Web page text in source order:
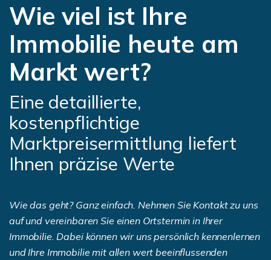
Wie viel ist Ihre
Immobilie heute am
Markt wert?
Eine detaillierte,
kostenpflichtige
Marktpreisermittlung liefert
Ihnen präzise Werte
Wie das geht? Ganz einfach. Nehmen Sie Kontakt zu uns
auf und vereinbaren Sie einen Ortstermin in Ihrer
Immobilie. Dabei können wir uns persönlich kennenlernen
und Ihre Immobilie mit allen wert beeinflussenden